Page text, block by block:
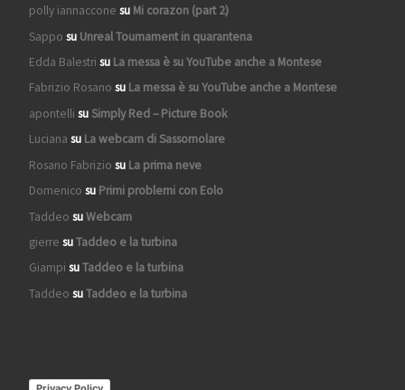
polly iannaccone su Mi corazon (part 2)
Sappo su Unreal Tournament in quarantena
Edda Balestri su La messa è su YouTube anche a Montese
Fabrizio Rosano su La messa è su YouTube anche a Montese
apontelli suSimply Red – Picture Book
Luciana su La webcam di Sassomolare
Rosano Fabrizio su La prima neve
Domenico su Primi problemi con Eolo
Taddeo suWebcam
gierre suTaddeo e la turbina
Giampi suTaddeo e la turbina
Taddeo suTaddeo e la turbina